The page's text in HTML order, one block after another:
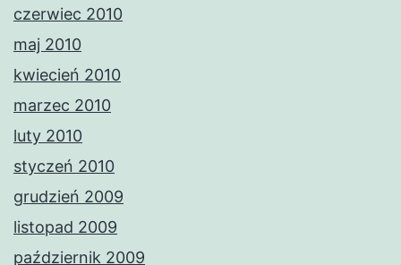
czerwiec 2010
maj 2010
kwiecień 2010
marzec 2010
luty 2010
styczeń 2010
grudzień 2009
listopad 2009
październik 2009